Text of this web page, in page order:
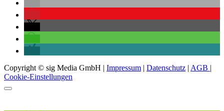
Copyright © sig Media GmbH | Impressum | Datenschutz | AGB |
Cookie-Einstellungen